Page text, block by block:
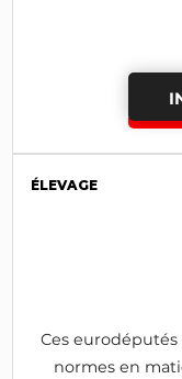
ÉLEVAGE
Ces
normes en